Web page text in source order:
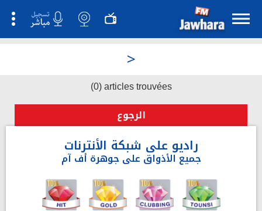
>
(0) articles trouvées
الرجوع
راديو على شبكة الأنترنات
جميع الأذواق على جوهرة أف آم